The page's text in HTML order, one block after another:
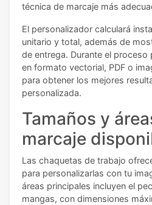
técnica de marcaje más
El personalizador calculará
unitario y total, además de
de entrega. Durante el
en formato vectorial, PDF o
para obtener los mejores
personalizada.
Tamaños y
marcaje
Las chaquetas de trabajo
para personalizarlas con tu
áreas principales incluyen el
mangas, con dimensiones